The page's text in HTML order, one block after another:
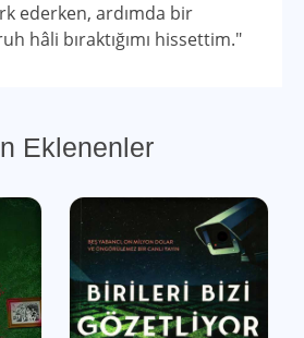
ederken, ardımda bir
hâli bıraktığımı hissettim."
Eklenenler